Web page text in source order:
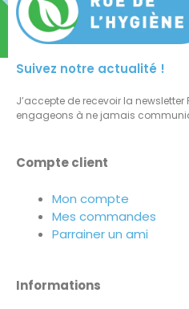
Suivez notre actualité !
J’accepte de recevoir la newsletter
engageons à ne jamais
Compte client
Mon compte
Mes commandes
Parrainer un ami
Informations